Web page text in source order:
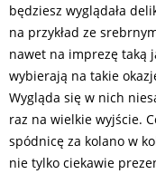
będziesz wyglądała
na przykład ze
nawet na imprezę taką
wybierają na takie
Wygląda się w nich
raz na wielkie wyjście.
spódnicę za kolano w
nie tylko ciekawie